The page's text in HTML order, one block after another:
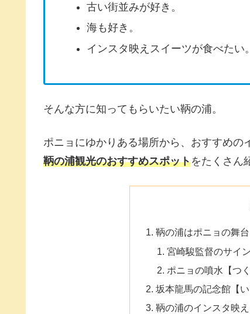
古い街並みが好き。
海も好き。
インスタ映えスイーツが食べたい。
そんな方に知ってもらいたい鞆の浦。
ポニョにゆかりある場所から、おすすめの
鞆の浦観光のおすすめスポットをたくさん
鞆の浦はポニョの舞台
宮崎駿監督のサイ
ポニョの噴水【つ
坂本龍馬の記念館【い
鞆の浦のインスタ映